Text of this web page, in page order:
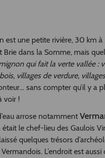
est une petite rivière, 30 km
Brie dans la Somme, mais
qui fait la verte vallée :
villages de verdure,
sans compter qu’il y a
voir !
arrose notamment
était le chef-lieu des Gaulois
quelques trésors
L’endroit est